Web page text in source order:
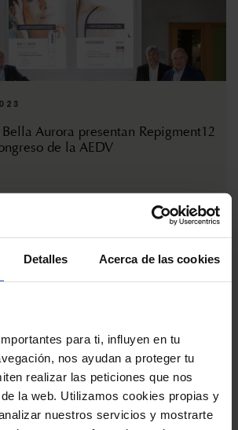
Detalles Acerca de las cookies
para ti, influyen en tu
nos ayudan a proteger tu
realizar las peticiones que nos
la web. Utilizamos cookies propias y
nuestros servicios y mostrarte
Aurora presentan Repigment12
de la AEDV
presenta en Infarma 2023 el nuevo